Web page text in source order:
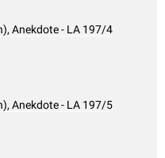
Anekdote - LA 197/4
Anekdote - LA 197/5